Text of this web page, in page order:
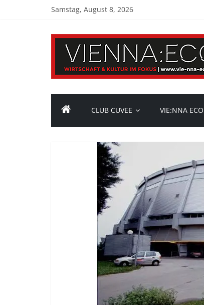
Samstag, August 8, 2026
CLUB CUVEE VIE:NNA ECO